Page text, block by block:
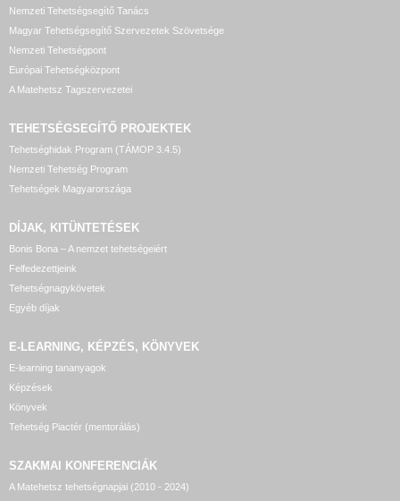
Nemzeti Tehetségsegítő Tanács
Magyar Tehetségsegítő Szervezetek Szövetsége
Nemzeti Tehetségpont
Európai Tehetségközpont
A Matehetsz Tagszervezetei
TEHETSÉGSEGÍTŐ PROJEKTEK
Tehetséghidak Program (TÁMOP 3.4.5)
Nemzeti Tehetség Program
Tehetségek Magyarországa
DÍJAK, KITÜNTETÉSEK
Bonis Bona – A nemzet tehetségeiért
Felfedezettjeink
Tehetségnagykövetek
Egyéb díjak
E-LEARNING, KÉPZÉS, KÖNYVEK
E-learning tananyagok
Képzések
Könyvek
Tehetség Piactér (mentorálás)
SZAKMAI KONFERENCIÁK
A Matehetsz tehetségnapjai (2010 - 2024)